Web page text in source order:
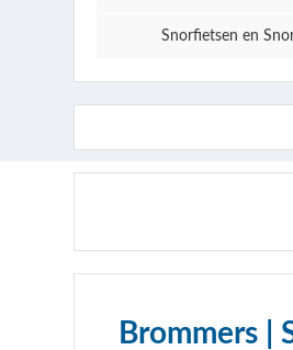
Snorfietsen en
Brommers |